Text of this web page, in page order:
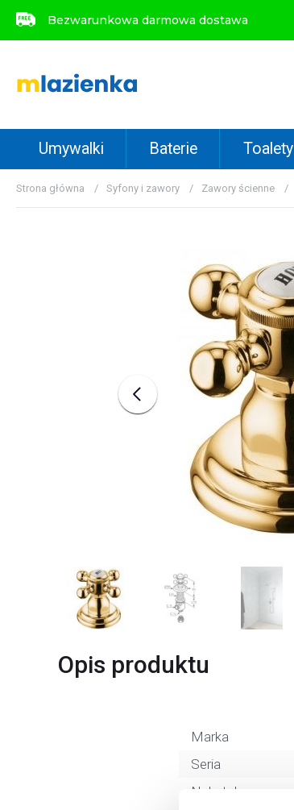
Bezwarunkowa darmowa dostawa
Umywalki Baterie Toalety
Strona główna Syfony i zawory Zawory ścienne
Opis produktu
Marka
Seria
Nr katalogowy